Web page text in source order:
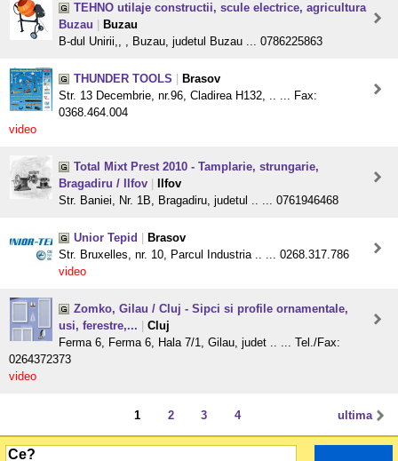
TEHNO utilaje constructii, scule electrice, agricultura
Buzau
Buzau
B-dul Unirii,, , Buzau, judetul Buzau ... 0786225863
THUNDER TOOLS
Brasov
Str. 13 Decembrie, nr.96, Cladirea H132, .. ... Fax:
0368.464.004
video
Total Mixt Prest 2010 - Tamplarie, strungarie,
Bragadiru / Ilfov
Ilfov
Str. Baniei, Nr. 1B, Bragadiru, judetul .. ... 0761946468
Unior Tepid
Brasov
Str. Bruxelles, nr. 10, Parcul Industria .. ... 0268.317.786
video
Zomko, Gilau / Cluj - Sipci si profile ornamentale,
usi, ferestre,...
Cluj
Ferma 6, Ferma 6, Hala 7/1, Gilau, judet .. ... Tel./Fax:
0264372373
video
ultima
1 2 3 4